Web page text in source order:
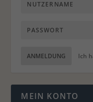
ANMELDUNG Ich
MEIN KONTO